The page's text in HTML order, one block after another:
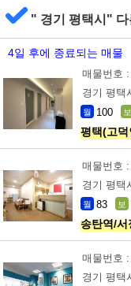
" 경기 평택시"
4일 후에 종료되는 매물
매물번호
경기 평택
월 100 보
평택(고
매물번호 :
경기 평택
월 83 보
송탄역/서
매물번호
경기 평택